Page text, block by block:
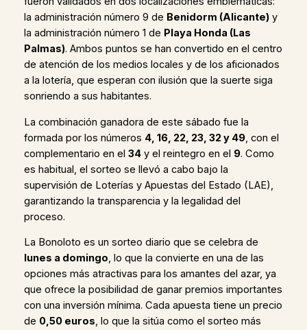
la administración número 9 de Benidorm (Alicante)y
la administración número 1 de Playa Honda (Las
Palmas). Ambos puntos se han convertido en el centro
de atención de los medios locales y de los aficionados
a la lotería, que esperan con ilusión que la suerte siga
sonriendo a sus habitantes.
La combinación ganadora de este sábado fue la
formada por los números 4, 16, 22, 23, 32 y 49, con el
complementario en el 34y el reintegro en el 9. Como
es habitual, el sorteo se llevó a cabo bajo la
supervisión de Loterías y Apuestas del Estado (LAE),
garantizando la transparencia y la legalidad del
proceso.
La Bonoloto es un sorteo diario que se celebra de
lunes a domingo, lo que la convierte en una de las
opciones más atractivas para los amantes del azar, ya
que ofrece la posibilidad de ganar premios importantes
con una inversión mínima. Cada apuesta tiene un precio
de 0,50 euros, lo que la sitúa como el sorteo más